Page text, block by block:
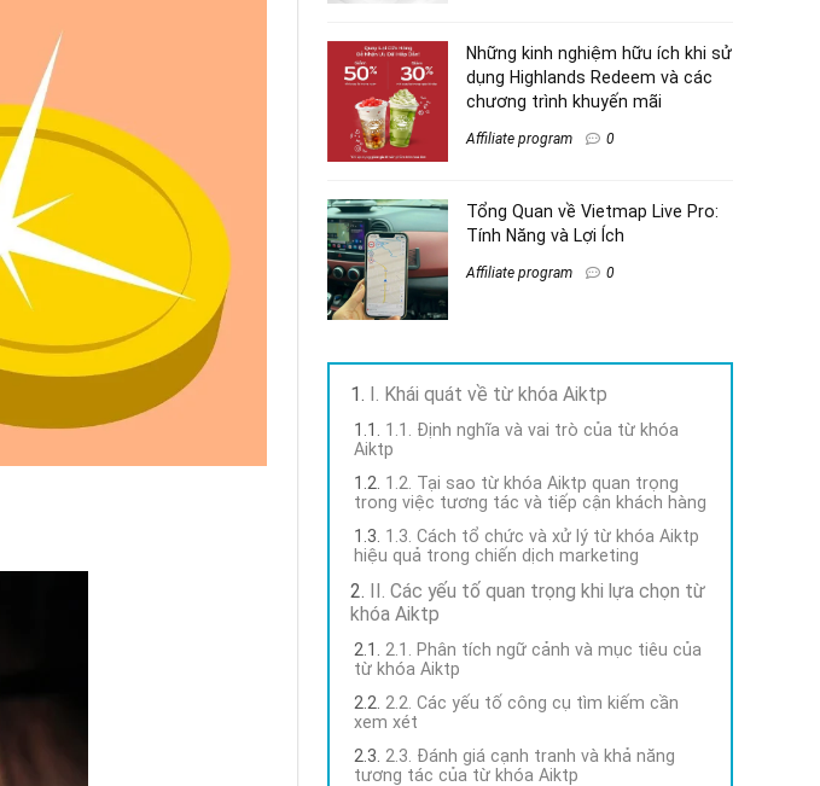
Những kinh nghiệm hữu ích khi sử
dụng Highlands Redeem và các
chương trình khuyến mãi
Affiliate program 0
Tổng Quan về Vietmap Live Pro:
Tính Năng và Lợi Ích
Affiliate program 0
I. Khái quát về từ khóa Aiktp
1.1. Định nghĩa và vai trò của từ khóa
Aiktp
1.2. Tại sao từ khóa Aiktp quan trọng
trong việc tương tác và tiếp cận khách hàng
1.3. Cách tổ chức và xử lý từ khóa Aiktp
hiệu quả trong chiến dịch marketing
II. Các yếu tố quan trọng khi lựa chọn từ
khóa Aiktp
2.1. Phân tích ngữ cảnh và mục tiêu của
từ khóa Aiktp
2.2. Các yếu tố công cụ tìm kiếm cần
xem xét
2.3. Đánh giá cạnh tranh và khả năng
tương tác của từ khóa Aiktp